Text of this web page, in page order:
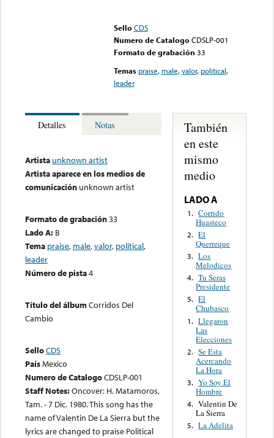
Sello CDS
Numero de Catalogo CDSLP-001
Formato de grabación 33
Temas praise, male,valor, political,
leader
Detalles Notas
Artista unknown artist
Artista aparece en los medios de
comunicación unknown artist
Formato de grabación33
Lado A: B
Tema praise, male,valor, political,
leader
Número de pista4
Título del álbumCorridos Del
Cambio
SelloCDS
PaísMexico
Numero de CatalogoCDSLP-001
Staff Notes:Oncover: H. Matamoros,
Tam. - 7 Dic. 1980. This song has the
name of Valentin De La Sierra but the
lyrics are changed to praise Political
También
en este
mismo
medio
LADO A
1. Corrido
Huasteco
2. El
Querreque
3. Los
Melodicos
4. Tu Seras
Presidente
5. El
Chubasco
1. Llegaron
Las
Elecciones
2. Se Esta
Acercando
La Hora
3. Yo Soy El
Hombre
4. Valentin De
La Sierra
5. La Adelita